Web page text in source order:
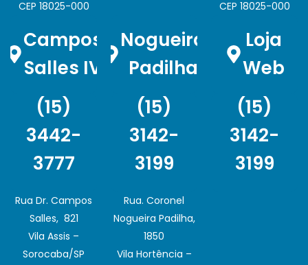
CEP 18025-000
CEP 18025-000
Campos
Salles IV
(15)
3442-
3777
Rua Dr. Campos
Salles, 821
Vila Assis –
Sorocaba/SP
Nogueira
Padilha
(15)
3142-
3199
Rua. Coronel
Nogueira Padilha,
1850
Vila Hortência –
Loja
Web
(15)
3142-
3199